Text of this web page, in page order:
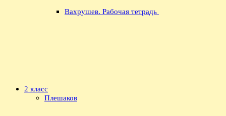
Вахрушев. Рабочая тетрадь
2 класс
Плешаков